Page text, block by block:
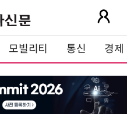
모빌리티 통신 경제